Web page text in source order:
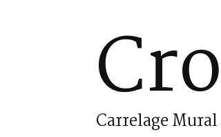
Carrelage